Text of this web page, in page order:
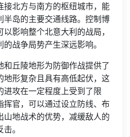
接北方与南方的枢纽城市，能
半岛的主要交通线路。控制博
影响整个北意大利的战局，
战争局势产生深远影响。
和丘陵地形为防御作战提供了
地形复杂且具有高低起伏，这
进攻在一定程度上受到了限
挥官，可以通过设立防线、布
山地战术的优势，减缓敌人的
。